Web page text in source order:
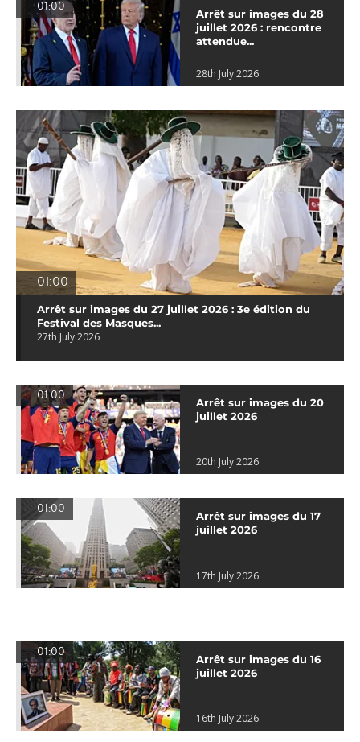
01:00
Arrêt sur images du 28
juillet 2026 : rencontre
attendue...
28th July 2026
01:00
Arrêt sur images du 27 juillet 2026 : 3e édition du
Festival des Masques...
27th July 2026
01:00
Arrêt sur images du 20
juillet 2026
20th July 2026
01:00
Arrêt sur images du 17
juillet 2026
17th July 2026
01:00
Arrêt sur images du 16
juillet 2026
16th July 2026